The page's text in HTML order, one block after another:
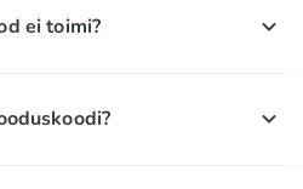
ei toimi?
ja rakendub valitud